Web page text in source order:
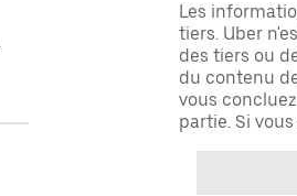
Les
tiers. Uber
des tiers ou
du contenu
vous
partie. Si